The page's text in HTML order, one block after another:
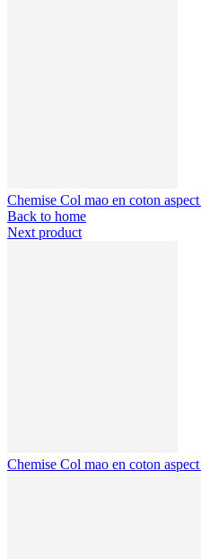
Chemise Col mao en coton
Back to home
Next product
Chemise Col mao en coton